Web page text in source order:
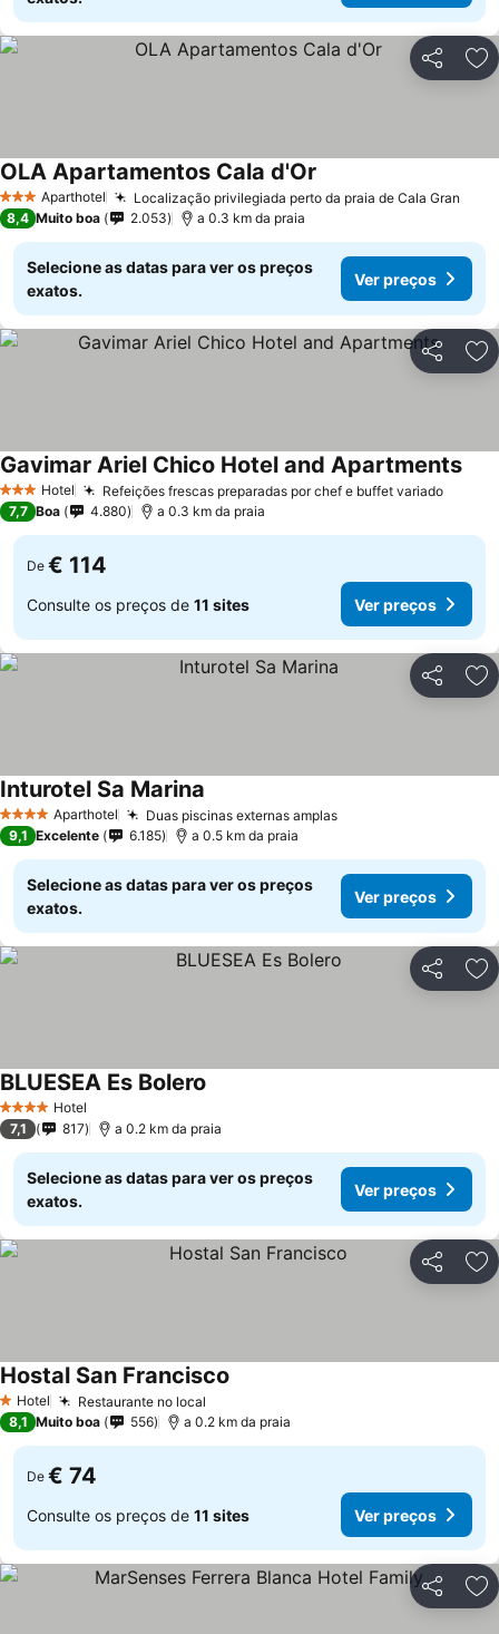
Partilhar
3 EstrelasAparthotel Localização privilegiada perto da praia de Cala Gran
OLA Apartamentos Cala d'Or
8,4 Muito boa 2.053 a 0.3 km da praia
Selecione as datas para ver os preços
exatos.
Ver preços
Partilhar
3 EstrelasHotel Refeições frescas preparadas por chef e buffet variado
Gavimar Ariel Chico Hotel and Apartments
7,7 Boa 4.880 a 0.3 km da praia
De € 114
Consulte os preços de 11 sites Ver preços
Partilhar
4 EstrelasAparthotel Duas piscinas externas amplas
Inturotel Sa Marina
9,1 Excelente 6.185 a 0.5 km da praia
Selecione as datas para ver os preços
exatos.
Ver preços
Partilhar
4 EstrelasHotel
BLUESEA Es Bolero
7,1 817 a 0.2 km da praia
Selecione as datas para ver os preços
exatos.
Ver preços
Partilhar
1 Estrelas
Hotel Restaurante no local
Hostal San Francisco
8,1 Muito boa 556 a 0.2 km da praia
De € 74
Consulte os preços de 11 sites Ver preços
Partilhar